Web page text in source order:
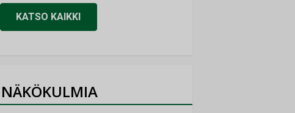
KATSO KAIKKI
NÄKÖKULMIA